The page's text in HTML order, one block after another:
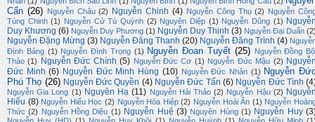
Cẩn (26) Nguyễn Châu (2) Nguyễn Chinh (4) Nguyễn Công Thụ (2) Nguyễn
Tùng Chinh (1) Nguyễn Cử Tú Quỳnh (2) Nguyên Diệp (1) Nguyễn Dũng (1)
Duy Khương (6) Nguyễn Duy Phương (1) Nguyễn Duy Thịnh (3) Nguyễn Đại Duẩn
Nguyễn Đặng Mừng (3) Nguyễn Đăng Thanh (20) Nguyễn Đăng Trình (4)
Đình Bảng (1) Nguyễn Đình Trọng (1) Nguyễn Đoan Tuyết (25)
Nguyễn Đồng
Thảo (1) Nguyễn Đức Chính (5) Nguyễn Đức Cơ (1) Nguyễn Đức Mậu (2)
Đức Minh (6) Nguyễn Đức Minh Hùng (10) Nguyễn Đức Nhân (1) Nguyễn
Phú Thọ (26) Nguyễn Đức Quyền (4) Nguyễn Đức Tấn (6) Nguyễn Đức Tình
Nguyễn Gia Long (1) Nguyên Hạ (11) Nguyễn Hải Thảo (2) Nguyễn Hậu (2)
Hiếu (8) Nguyễn Hiếu Học (2) Nguyễn Hòa Hiệp (2) Nguyễn Hoài Ân (1) Nguyễn
Thức (2) Nguyễn Hồng Diệu (1) Nguyễn Huệ (3) Nguyên Hùng (1) Nguyễn Huy